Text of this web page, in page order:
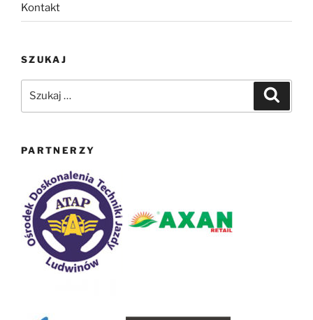
Kontakt
SZUKAJ
PARTNERZY